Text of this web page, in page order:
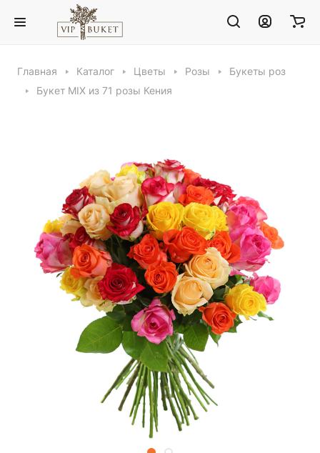
Главная Каталог Цветы Розы
Букеты роз
Букет MIX из 71 розы Кения